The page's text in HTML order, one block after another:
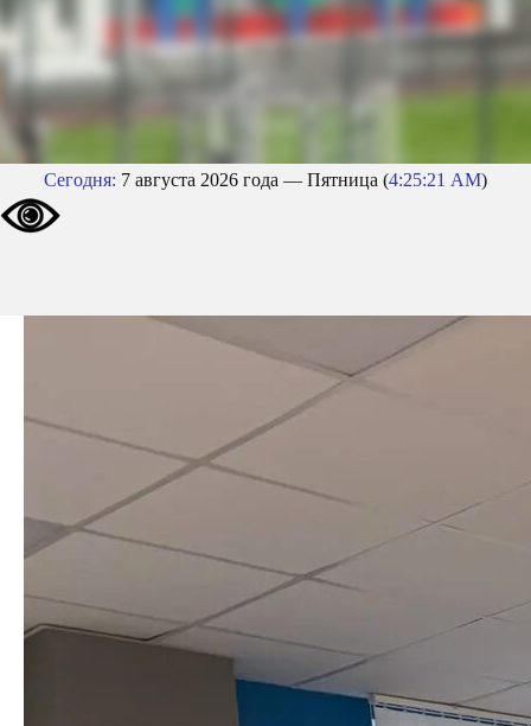
Сегодня: 7 августа 2026 года — Пятница (4:25:22 AM)